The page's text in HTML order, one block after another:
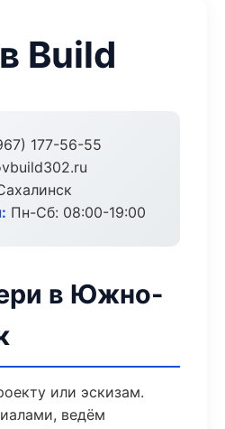
Build
177-56-55
Пн-Сб: 08:00-19:00
в Южно-
или эскизам.
ведём